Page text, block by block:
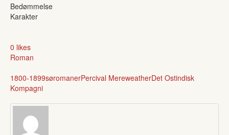
Bedømmelse
Karakter
0 likes
Roman
1800-1899søromanerPercival MereweatherDet Ostindisk
Kompagni